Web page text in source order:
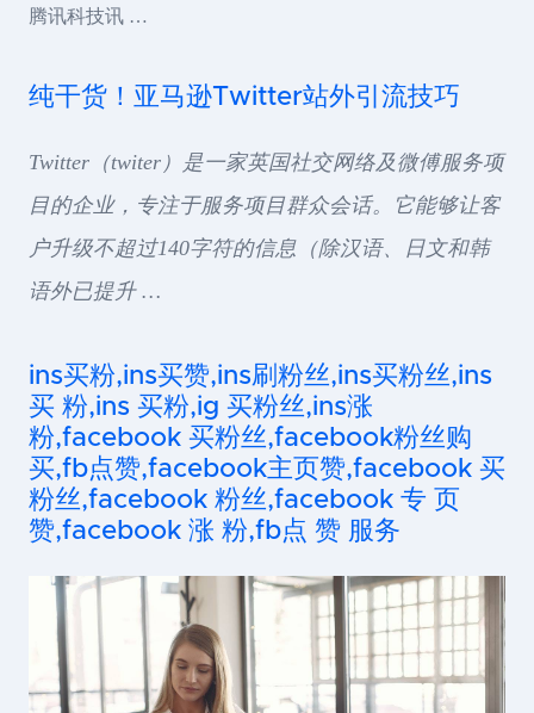
腾讯科技讯 …
纯干货！亚马逊Twitter站外引流技巧
Twitter（twiter）是一家英国社交网络及微傅服务项
目的企业，专注于服务项目群众会话。它能够让客
户升级不超过140字符的信息（除汉语、日文和韩
语外已提升 …
ins买粉,ins买赞,ins刷粉丝,ins买粉丝,ins
买 粉,ins 买粉,ig 买粉丝,ins涨
粉,facebook 买粉丝,facebook粉丝购
买,fb点赞,facebook主页赞,facebook 买
粉丝,facebook 粉丝,facebook 专 页
赞,facebook 涨 粉,fb点 赞 服务